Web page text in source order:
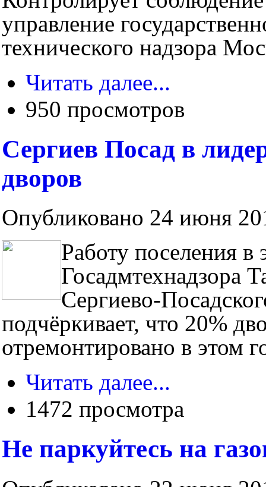
управление
технического надзора
Читать далее...
950 просмотров
Сергиев Посад в
дворов
Опубликовано 24 июня
Работу поселения в
Госадмтехнадзора
Сергиево-
подчёркивает, что 20%
отремонтировано в этом
Читать далее...
1472 просмотра
Не паркуйтесь на